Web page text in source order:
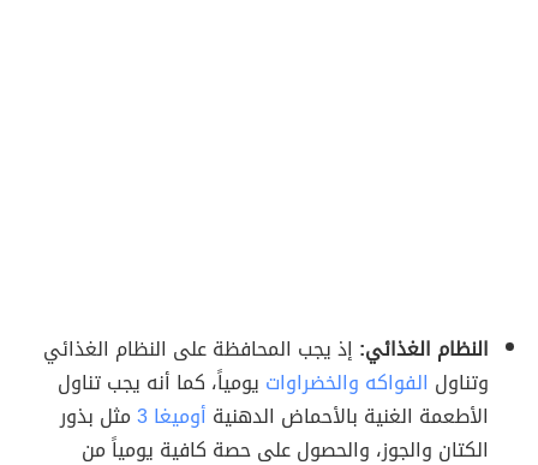
النظام الغذائي: إذ يجب المحافظة على النظام الغذائي
وتناول الفواكه والخضراوات يومياً، كما أنه يجب تناول
الأطعمة الغنية بالأحماض الدهنية أوميغا 3 مثل بذور
الكتان والجوز، والحصول على حصة كافية يومياً من